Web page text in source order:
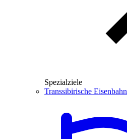
Spezialziele
Transsibirische Eisenbahn